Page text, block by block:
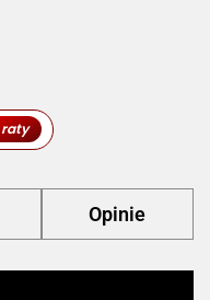
raty
Opinie